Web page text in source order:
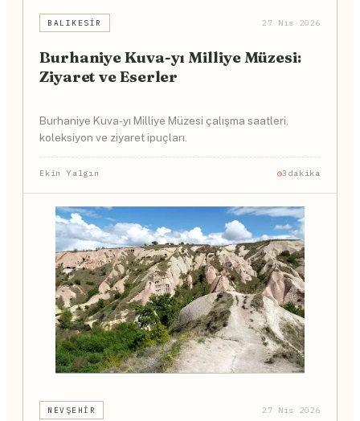
BALIKESIR 27 Nis 2026
Burhaniye Kuva-yı Milliye Müzesi:
Ziyaret ve Eserler
Burhaniye Kuva-yı Milliye Müzesi çalışma saatleri,
koleksiyon ve ziyaret ipuçları.
Ekin Yalgın 3dakika
NEVŞEHIR 27 Nis 2026